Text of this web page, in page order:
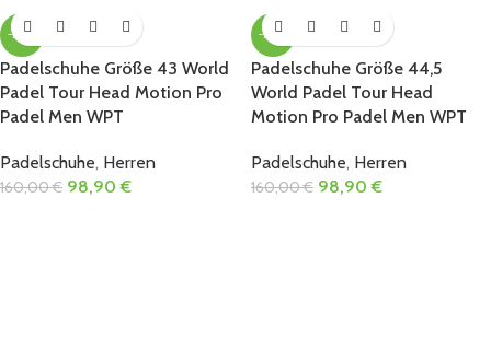
-38%
Padelschuhe Größe 43 World
Padel Tour Head Motion Pro
Padel Men WPT
Padelschuhe, Herren
160,00€ 98,90€
-38%
Padelschuhe Größe 44,5
World Padel Tour Head
Motion Pro Padel Men WPT
Padelschuhe, Herren
160,00€ 98,90€